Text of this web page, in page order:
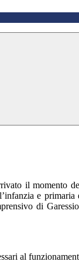
il momento
e
di
al